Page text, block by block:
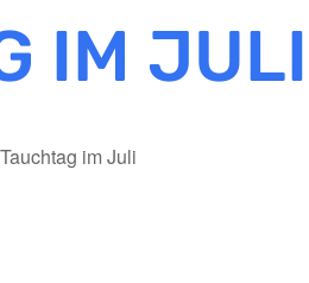
IM JULI